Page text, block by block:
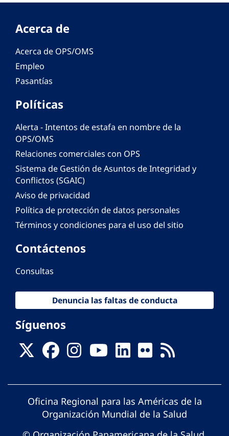
Acerca de
Acerca de OPS/OMS
Empleo
Pasantías
Políticas
Alerta - Intentos de estafa en nombre de la
OPS/OMS
Relaciones comerciales con OPS
Sistema de Gestión de Asuntos de Integridad y
Conflictos (SGAIC)
Aviso de privacidad
Política de protección de datos personales
Términos y condiciones para el uso del sitio
Contáctenos
Consultas
Denuncia las faltas de conducta
Síguenos
Oficina Regional para las Américas de la
Organización Mundial de la Salud